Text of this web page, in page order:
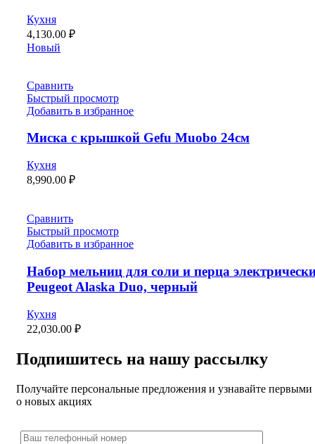
Кухня
4,130.00 ₽
Новый
Сравнить
Быстрый просмотр
Добавить в избранное
Миска с крышкой Gefu Мuоbо 24см
Кухня
8,990.00 ₽
Сравнить
Быстрый просмотр
Добавить в избранное
Набор мельниц для соли и перца
Peugeot Alaska Duo, черный
Кухня
22,030.00 ₽
Подпишитесь на нашу рассылку
Получайте персональные предложения и узнавайте первыми
о новых акциях